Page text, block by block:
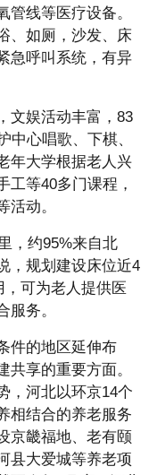
线等医疗设备。
、如厕，沙发、床
急呼叫系统，有异
文娱活动丰富，83
中心唱歌、下棋、
年大学根据老人兴
工等40多门课程，
动。
，约95%来自北
，规划建设床位近4
可为老人提供医
务。
件的地区延伸布
共享的重要方面。
，河北以环京14个
相结合的养老服务
京畿福地、老有颐
县大爱城等养老项